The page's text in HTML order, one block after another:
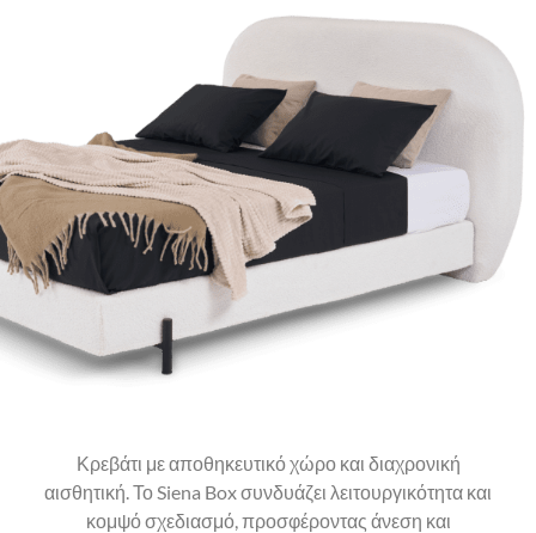
Κρεβάτι με αποθηκευτικό χώρο και διαχρονική
αισθητική. Το Siena Box συνδυάζει λειτουργικότητα και
κομψό σχεδιασμό, προσφέροντας άνεση και